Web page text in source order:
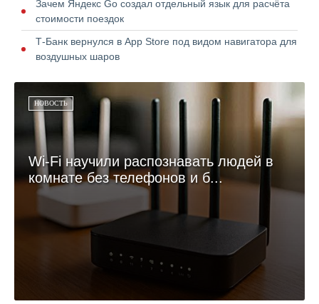
Зачем Яндекс Go создал отдельный язык для расчёта
стоимости поездок
Т-Банк вернулся в App Store под видом навигатора для
воздушных шаров
НОВОСТЬ
Wi-Fi научили распознавать людей в
комнате без телефонов и б...